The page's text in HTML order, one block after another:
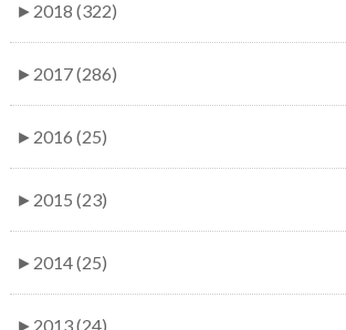
► 2018 (322)
► 2017 (286)
► 2016 (25)
► 2015 (23)
► 2014 (25)
► 2013 (24)